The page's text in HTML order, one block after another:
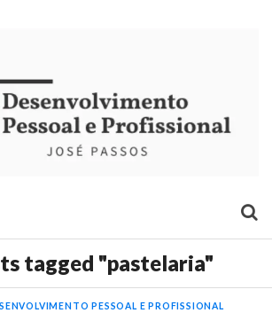
tagged "pastelaria"
PESSOAL E PROFISSIONAL